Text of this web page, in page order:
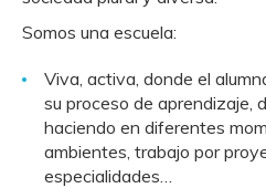
Somos una escuela:
Viva, activa, donde el
su proceso de aprendizaje,
haciendo en diferentes
ambientes, trabajo por
especialidades…